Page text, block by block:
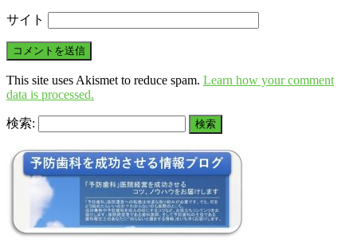
サイト
This site uses Akismet to reduce spam. Learn how your comment
data is processed.
検索: